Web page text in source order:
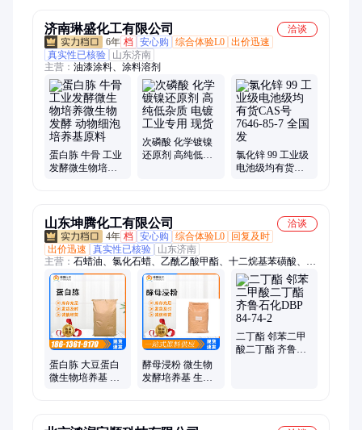
济南琳盛化工有限公司
洽谈
6年 档 安心购 综合体验L0 出价迅速
真实性已核验
山东济南
主营： 油漆涂料、涂料溶剂
蛋白胨 牛骨 工业
发酵微生物培养
次磷酸 化学镀镍
还原剂 高纯低杂
氯化锌 99 工业级
电池级均有货
山东坤腾化工有限公司
洽谈
4年 档 安心购 综合体验L0
回复及时
出价迅速
真实性已核验
山东济南
主营： 石蜡油、氯化石蜡、乙酰乙酸甲酯、十二烷基苯磺酸、香
精、柔顺剂、表面活性剂
蛋白胨 大豆蛋白
微生物培养基 生
酵母浸粉 微生物
发酵培养基 生化
二丁酯 邻苯二甲
酸二丁酯 齐鲁石